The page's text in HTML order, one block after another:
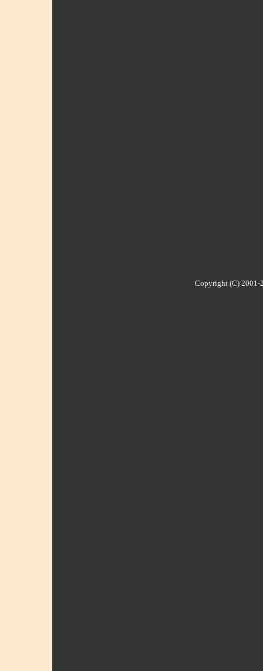
Copyright (C) 2001-